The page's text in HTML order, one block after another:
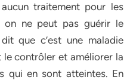
traitement pour les
on ne peut pas guérir le
que c’est une maladie
contrôler et améliorer la
qui en sont atteintes. En